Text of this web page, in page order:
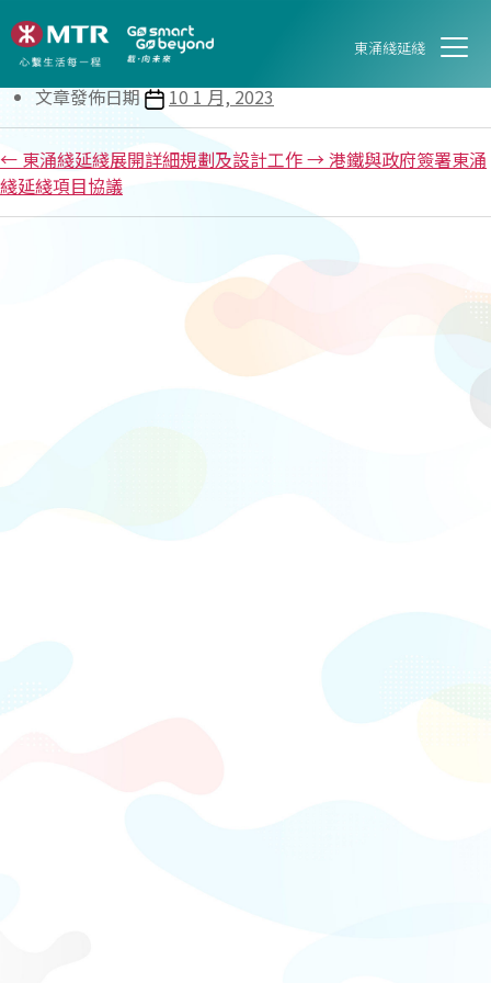
東涌綫延綫
港鐵公司歡迎政府批准興建東涌綫
延綫
文章發佈日期 10 1 月, 2023
← 東涌綫延綫展開詳細規劃及設計工作→港鐵與政府簽署東涌
綫延綫項目協議